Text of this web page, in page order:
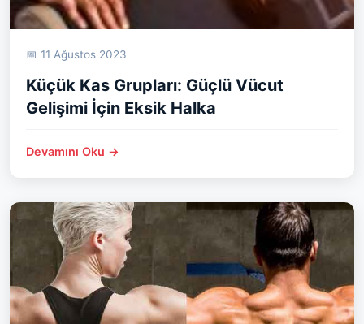
📅 11 Ağustos 2023
Küçük Kas Grupları: Güçlü Vücut
Gelişimi İçin Eksik Halka
Devamını Oku →